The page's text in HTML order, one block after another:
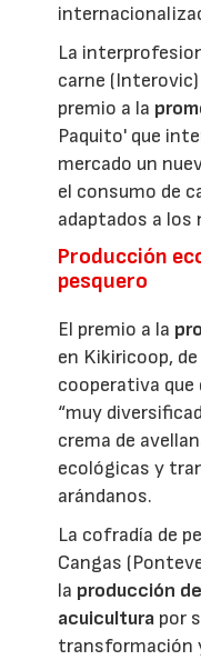
La
carne
premio a la
Paquito' que
mercado un
el consumo de
adaptados a los
Producción
pesquero
El premio a la
en Kikiricoop,
cooperativa que
“muy
crema de
ecológicas y
arándanos.
La cofradía de
Cangas
la producción
acuicultura por
transformación